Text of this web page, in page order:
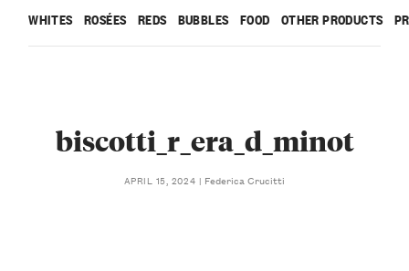
WHITES ROSÉES REDS BUBBLES FOOD OTHER PRODUCTS
biscotti_r_era_d_minot
APRIL 15, 2024 Federica Crucitti